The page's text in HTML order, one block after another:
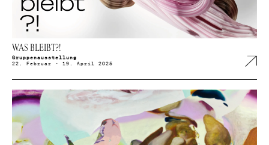
WAS BLEIBT?!
Gruppenausstellung
22. Februar - 19. April 2025